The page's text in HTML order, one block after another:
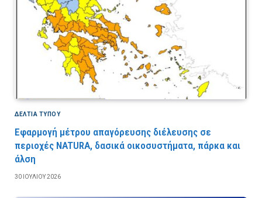
ΔΕΛΤΙΑ ΤΥΠΟΥ
Εφαρμογή μέτρου απαγόρευσης διέλευσης σε
περιοχές NATURA, δασικά οικοσυστήματα, πάρκα και
άλση
30 ΙΟΥΛΊΟΥ 2026